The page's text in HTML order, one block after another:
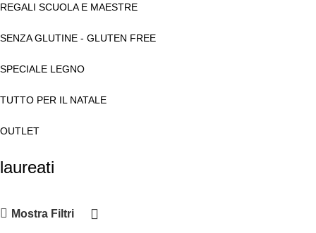
REGALI SCUOLA E MAESTRE
SENZA GLUTINE - GLUTEN FREE
SPECIALE LEGNO
TUTTO PER IL NATALE
OUTLET
laureati
Mostra Filtri